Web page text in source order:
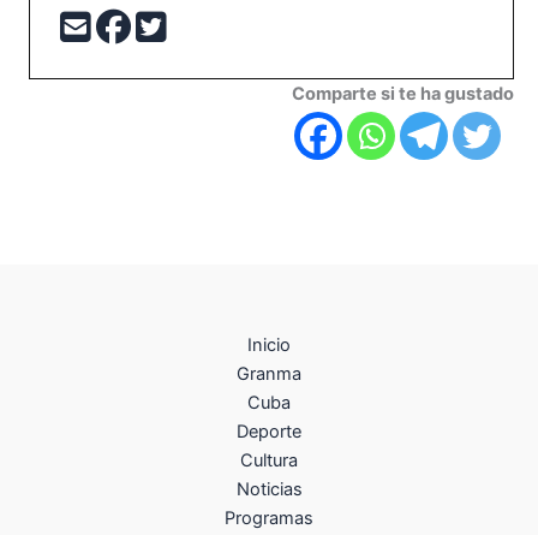
Comparte si te ha gustado
Inicio
Granma
Cuba
Deporte
Cultura
Noticias
Programas